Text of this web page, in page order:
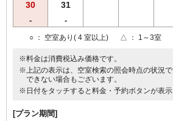
━ ダイニング ━『TAKI-NOBE』
赤目の山並みを望むダイニングで、四季折々の
赤目四十八滝・忍者の森・赤目滝水族館まで徒
室生寺・長谷寺も好アクセスの観光拠点に
― 諸注意 ―
30
-
31
-
○ ： 空室あり( 4 室以上) △ ： 1～3室
※料金は消費税込み価格です。
※上記の表示は、空室検索の照会時点の状況
できない場合もございます。
※日付をタッチすると料金・予約ボタンが表示
[プラン期間]